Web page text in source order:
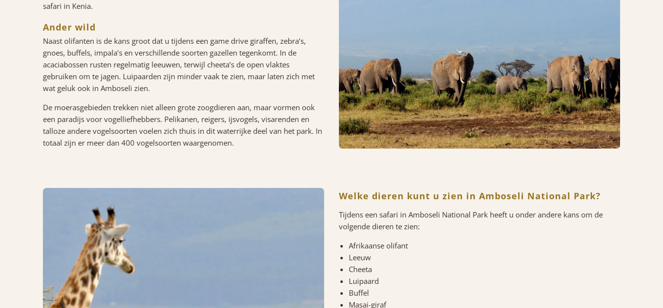
safari in Kenia.
Ander wild
Naast olifanten is de kans groot dat u tijdens een game drive giraffen, zebra’s,
gnoes, buffels, impala’s en verschillende soorten gazellen tegenkomt. In de
acaciabossen rusten regelmatig leeuwen, terwijl cheeta’s de open vlaktes
gebruiken om te jagen. Luipaarden zijn minder vaak te zien, maar laten zich met
wat geluk ook in Amboseli zien.
De moerasgebieden trekken niet alleen grote zoogdieren aan, maar vormen ook
een paradijs voor vogelliefhebbers. Pelikanen, reigers, ijsvogels, visarenden en
talloze andere vogelsoorten voelen zich thuis in dit waterrijke deel van het park. In
totaal zijn er meer dan 400 vogelsoorten waargenomen.
Welke dieren kunt u zien in Amboseli National Park?
Tijdens een safari in Amboseli National Park heeft u onder andere kans om de
volgende dieren te zien:
Afrikaanse olifant
Leeuw
Cheeta
Luipaard
Buffel
Masai-giraf